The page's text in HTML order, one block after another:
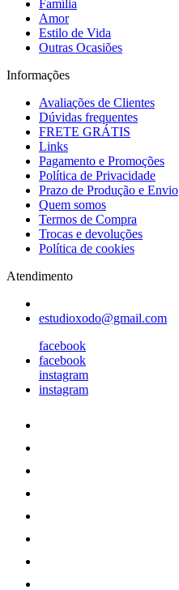
Família
Amor
Estilo de Vida
Outras Ocasiões
Informações
Avaliações de Clientes
Dúvidas frequentes
FRETE GRÁTIS
Links
Pagamento e Promoções
Política de Privacidade
Prazo de Produção e Envio
Quem somos
Termos de Compra
Trocas e devoluções
Política de cookies
Atendimento
estudioxodo@gmail.com
facebook
facebook
instagram
instagram